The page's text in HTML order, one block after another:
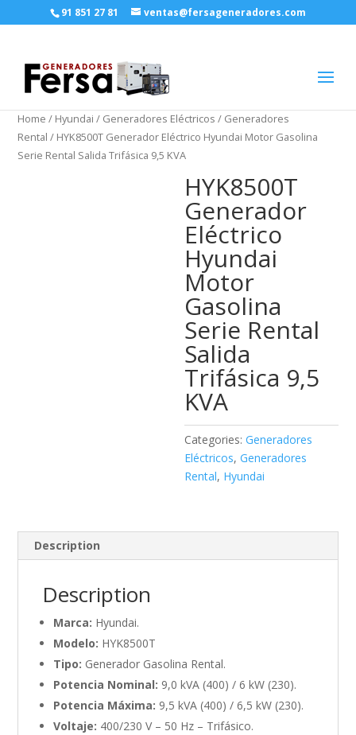
91 851 27 81 ventas@fersageneradores.com
Home / Hyundai / Generadores Eléctricos / Generadores
Rental / HYK8500T Generador Eléctrico Hyundai Motor Gasolina
Serie Rental Salida Trifásica 9,5 KVA
HYK8500T
Generador
Eléctrico
Hyundai
Motor
Gasolina
Serie Rental
Salida
Trifásica 9,5
KVA
Categories:Generadores
Eléctricos,Generadores
Rental, Hyundai
Description
Description
Marca: Hyundai.
Modelo: HYK8500T
Tipo: Generador Gasolina Rental.
Potencia Nominal: 9,0 kVA (400) / 6 kW (230).
Potencia Máxima: 9,5 kVA (400) / 6,5 kW (230).
Voltaje: 400/230 V – 50 Hz – Trifásico.